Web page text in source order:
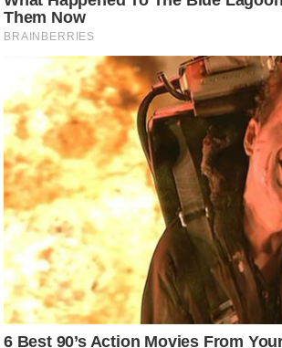
स
मी
ध
र्म
ज्यो
ति
ष
प्र
भु
म
हि
मा
/